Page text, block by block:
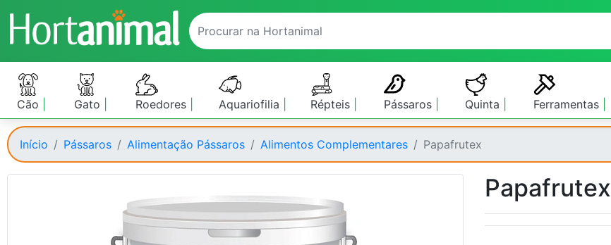
Cão Gato Roedores Aquariofilia Répteis Pássaros Quinta Ferramentas
Início Pássaros Alimentação Pássaros Alimentos Complementares Papafrutex
Papafrutex